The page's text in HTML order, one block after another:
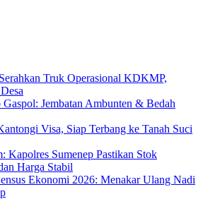
Truk Operasional KDKMP,
Jembatan Ambunten & Bedah
Visa, Siap Terbang ke Tanah Suci
Kapolres Sumenep Pastikan Stok
Harga Stabil
Ekonomi 2026: Menakar Ulang Nadi